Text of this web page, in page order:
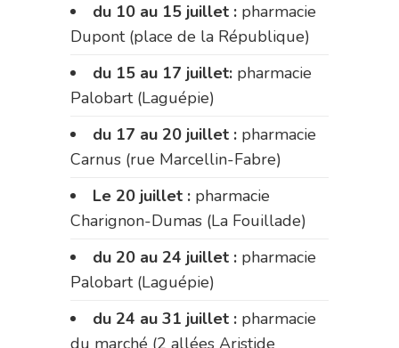
du 10 au 15 juillet : pharmacie
Dupont (place de la République)
du 15 au 17 juillet: pharmacie
Palobart (Laguépie)
du 17 au 20 juillet : pharmacie
Carnus (rue Marcellin-Fabre)
Le 20 juillet : pharmacie
Charignon-Dumas (La Fouillade)
du 20 au 24 juillet : pharmacie
Palobart (Laguépie)
du 24 au 31 juillet : pharmacie
du marché (2 allées Aristide